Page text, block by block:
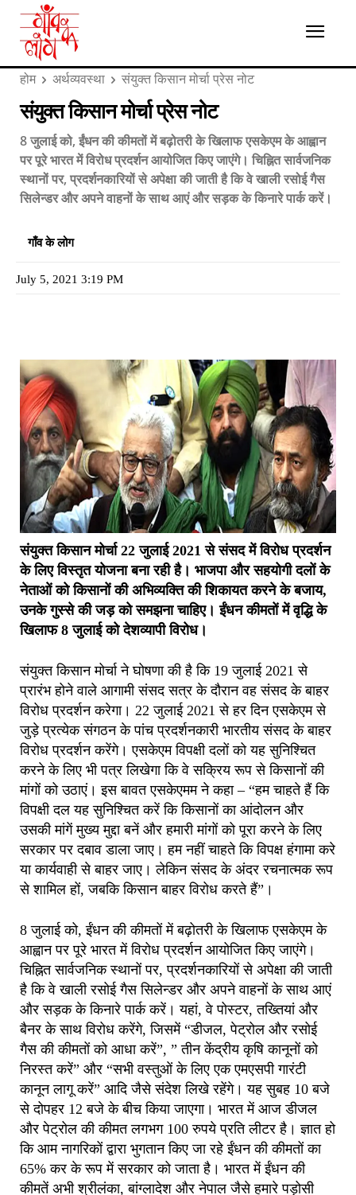
होम अर्थव्यवस्था संयुक्त किसान मोर्चा प्रेस नोट
संयुक्त किसान मोर्चा प्रेस नोट
8 जुलाई को, ईंधन की कीमतों में बढ़ोतरी के खिलाफ एसकेएम के आह्वान
पर पूरे भारत में विरोध प्रदर्शन आयोजित किए जाएंगे। चिह्नित सार्वजनिक
स्थानों पर, प्रदर्शनकारियों से अपेक्षा की जाती है कि वे खाली रसोई गैस
सिलेन्डर और अपने वाहनों के साथ आएं और सड़क के किनारे पार्क करें।
गाँव के लोग
July 5, 2021 3:19 PM
संयुक्त किसान मोर्चा 22 जुलाई 2021 से संसद में विरोध प्रदर्शन
के लिए विस्तृत योजना बना रही है। भाजपा और सहयोगी दलों के
नेताओं को किसानों की अभिव्यक्ति की शिकायत करने के बजाय,
उनके गुस्से की जड़ को समझना चाहिए।ईंधन कीमतों में वृद्धि के
खिलाफ 8 जुलाई को देशव्यापी विरोध।
संयुक्त किसान मोर्चा ने घोषणा की है कि 19 जुलाई 2021 से
प्रारंभ होने वाले आगामी संसद सत्र के दौरान वह संसद के बाहर
विरोध प्रदर्शन करेगा। 22 जुलाई 2021 से हर दिन एसकेएम से
जुड़े प्रत्येक संगठन के पांच प्रदर्शनकारी भारतीय संसद के बाहर
विरोध प्रदर्शन करेंगे। एसकेएम विपक्षी दलों को यह सुनिश्चित
करने के लिए भी पत्र लिखेगा कि वे सक्रिय रूप से किसानों की
मांगों को उठाएं। इस बावत एसकेएमम ने कहा – “हम चाहते हैं कि
विपक्षी दल यह सुनिश्चित करें कि किसानों का आंदोलन और
उसकी मांगें मुख्य मुद्दा बनें और हमारी मांगों को पूरा करने के लिए
सरकार पर दबाव डाला जाए। हम नहीं चाहते कि विपक्ष हंगामा करे
या कार्यवाही से बाहर जाए। लेकिन संसद के अंदर रचनात्मक रूप
से शामिल हों, जबकि किसान बाहर विरोध करते हैं”।
8 जुलाई को, ईंधन की कीमतों में बढ़ोतरी के खिलाफ एसकेएम के
आह्वान पर पूरे भारत में विरोध प्रदर्शन आयोजित किए जाएंगे।
चिह्नित सार्वजनिक स्थानों पर, प्रदर्शनकारियों से अपेक्षा की जाती
है कि वे खाली रसोई गैस सिलेन्डर और अपने वाहनों के साथ आएं
और सड़क के किनारे पार्क करें। यहां, वे पोस्टर, तख्तियां और
बैनर के साथ विरोध करेंगे, जिसमें “डीजल, पेट्रोल और रसोई
गैस की कीमतों को आधा करें”, ” तीन केंद्रीय कृषि कानूनों को
निरस्त करें” और “सभी वस्तुओं के लिए एक एमएसपी गारंटी
कानून लागू करें” आदि जैसे संदेश लिखे रहेंगे। यह सुबह 10 बजे
से दोपहर 12 बजे के बीच किया जाएगा। भारत में आज डीजल
और पेट्रोल की कीमत लगभग 100 रुपये प्रति लीटर है। ज्ञात हो
कि आम नागरिकों द्वारा भुगतान किए जा रहे ईंधन की कीमतों का
65% कर के रूप में सरकार को जाता है। भारत में ईंधन की
कीमतें अभी श्रीलंका, बांग्लादेश और नेपाल जैसे हमारे पड़ोसी